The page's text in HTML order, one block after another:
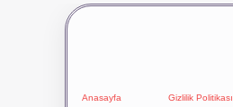
Anasayfa Gizlilik Politikası